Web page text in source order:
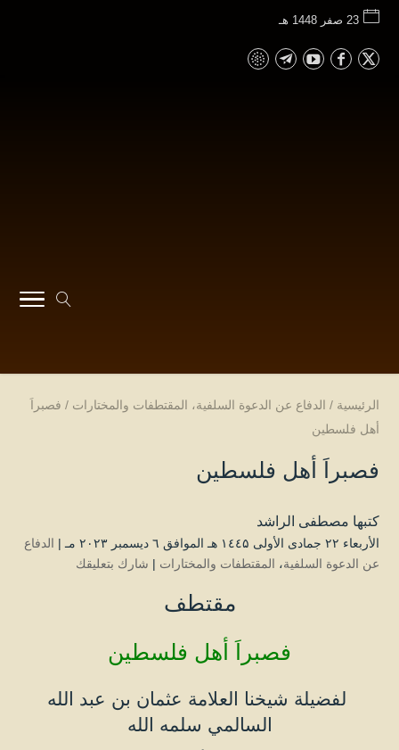
23 صفر 1448 هـ
الرئيسية / الدفاع عن الدعوة السلفية، المقتطفات والمختارات / فصبراَ
أهل فلسطين
فصبراَ أهل فلسطين
كتبها مصطفى الراشد
الأربعاء ۲۲ جمادى الأولى ۱٤٤۵ هـ الموافق ٦ ديسمبر ۲۰۲۳ مـ |
الدفاع
عن الدعوة السلفية، المقتطفات والمختارات | شارك بتعليقك
مقتطف
فصبراَ أهل فلسطين
لفضيلة شيخنا العلامة عثمان بن عبد الله
السالمي سلمه الله